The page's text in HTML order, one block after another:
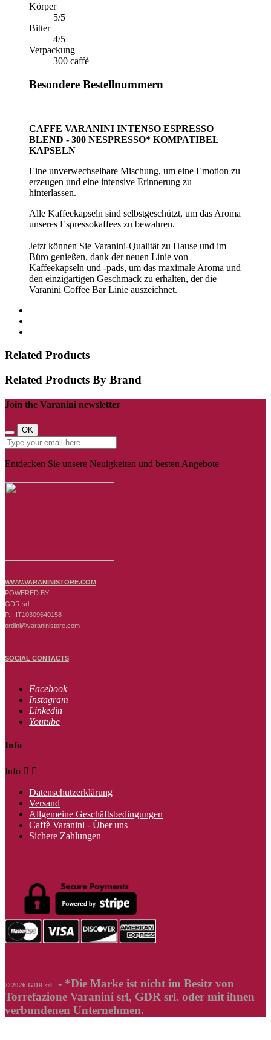
Körper
5/5
Bitter
4/5
Verpackung
300 caffè
Besondere Bestellnummern
CAFFE VARANINI INTENSO ESPRESSO
BLEND - 300 NESPRESSO* KOMPATIBEL
KAPSELN
Eine unverwechselbare Mischung, um eine Emotion zu
erzeugen und eine intensive Erinnerung zu
hinterlassen.
Alle Kaffeekapseln sind selbstgeschützt, um das Aroma
unseres Espressokaffees zu bewahren.
Jetzt können Sie Varanini-Qualität zu Hause und im
Büro genießen, dank der neuen Linie von
Kaffeekapseln und -pads, um das maximale Aroma und
den einzigartigen Geschmack zu erhalten, der die
Varanini Coffee Bar Linie auszeichnet.
Related Products
Related Products By Brand
Join the Varanini newsletter
OK
Entdecken Sie unsere Neuigkeiten und besten Angebote
WWW.VARANINISTORE.COM
POWERED BY
GDR srl
P.I. IT10309640158
ordini@varaninistore.com
SOCIAL CONTACTS
Facebook
Instagram
Linkedin
Youtube
Info
Info  
Datenschutzerklärung
Versand
Allgemeine Geschäftsbedingungen
Caffè Varanini - Über uns
Sichere Zahlungen
© 2026 GDR srl
- *Die Marke ist nicht im Besitz von
Torrefazione Varanini srl, GDR srl. oder mit ihnen
verbundenen Unternehmen.